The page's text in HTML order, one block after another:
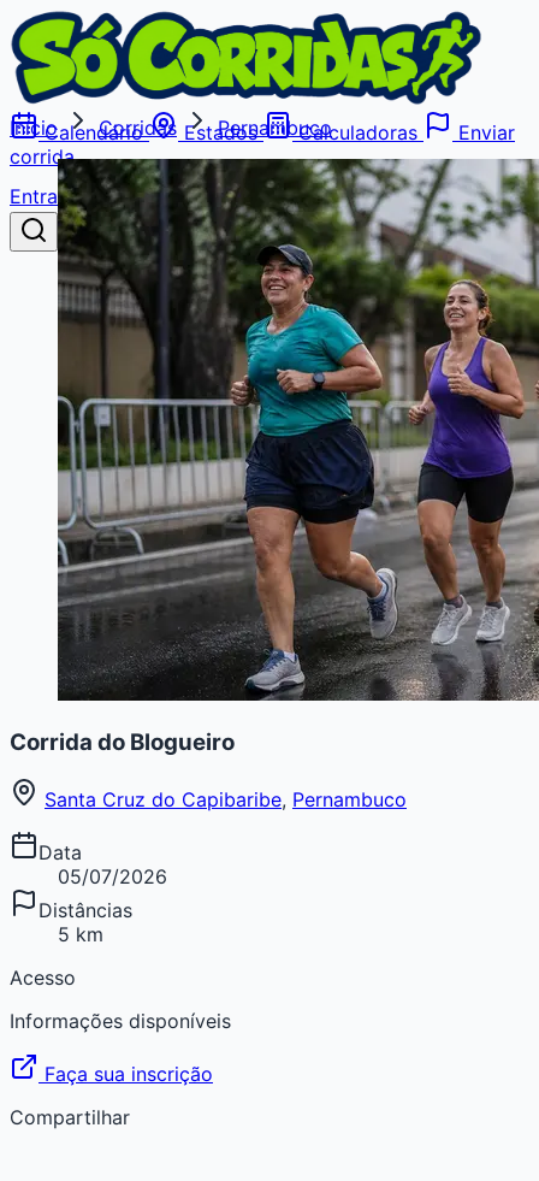
Calendário Estados Calculadoras
Enviar
corrida
Entrar
Buscar
Início Corridas Pernambuco
Corrida do Blogueiro
Santa Cruz do Capibaribe, Pernambuco
Data
05/07/2026
Distâncias
5 km
Acesso
Informações disponíveis
Faça sua inscrição
Compartilhar